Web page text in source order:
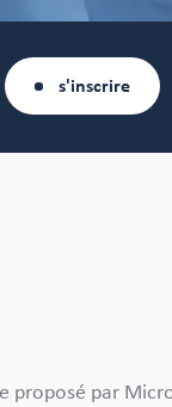
s'inscrire
proposé par